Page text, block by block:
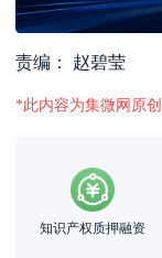
责编： 赵碧莹
*此内容为集微网原
知识产权质押融资